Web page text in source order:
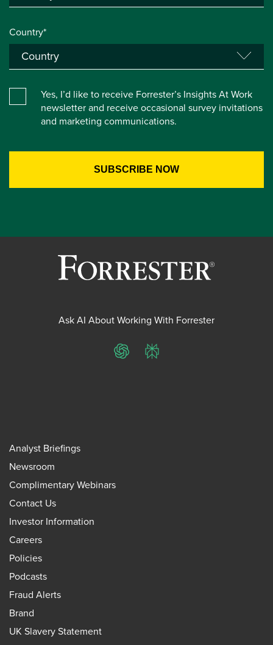
Country*
Yes, I’d like to receive Forrester’s Insights At Work
newsletter and receive occasional survey invitations
and marketing communications.
Ask AI About Working With Forrester
ChatGPTPerplexity
Analyst Briefings
Newsroom
Complimentary Webinars
Contact Us
Investor Information
Careers
Policies
Podcasts
Fraud Alerts
Brand
UK Slavery Statement